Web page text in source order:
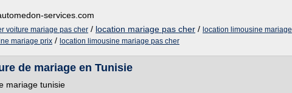
services.com
voiture mariage pas cher / location mariage pas cher / location limousine mariage
mariage prix / location limousine mariage pas cher
de mariage en Tunisie
mariage tunisie